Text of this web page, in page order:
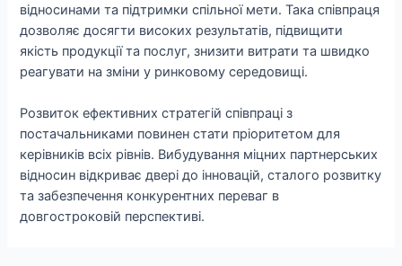
відносинами та підтримки спільної мети. Така співпраця
дозволяє досягти високих результатів, підвищити
якість продукції та послуг, знизити витрати та швидко
реагувати на зміни у ринковому середовищі.
Розвиток ефективних стратегій співпраці з
постачальниками повинен стати пріоритетом для
керівників всіх рівнів. Вибудування міцних партнерських
відносин відкриває двері до інновацій, сталого розвитку
та забезпечення конкурентних переваг в
довгостроковій перспективі.